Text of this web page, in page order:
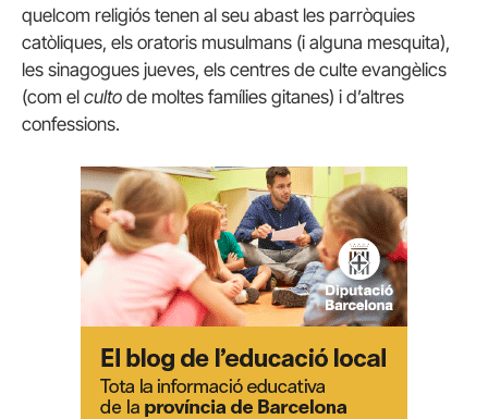
quelcom religiós tenen al seu abast les parròquies
catòliques, els oratoris musulmans (i alguna mesquita),
les sinagogues jueves, els centres de culte evangèlics
(com el culto de moltes famílies gitanes) i d’altres
confessions.